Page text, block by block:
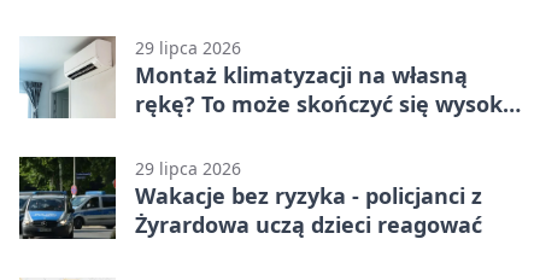
29 lipca 2026
Montaż klimatyzacji na własną
rękę? To może skończyć się wysoką
29 lipca 2026
Wakacje bez ryzyka - policjanci z
Żyrardowa uczą dzieci reagować